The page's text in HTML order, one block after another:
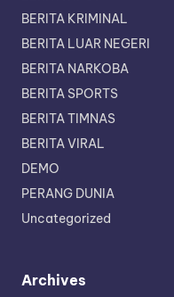
BERITA KRIMINAL
BERITA LUAR NEGERI
BERITA NARKOBA
BERITA SPORTS
BERITA TIMNAS
BERITA VIRAL
DEMO
PERANG DUNIA
Uncategorized
Archives